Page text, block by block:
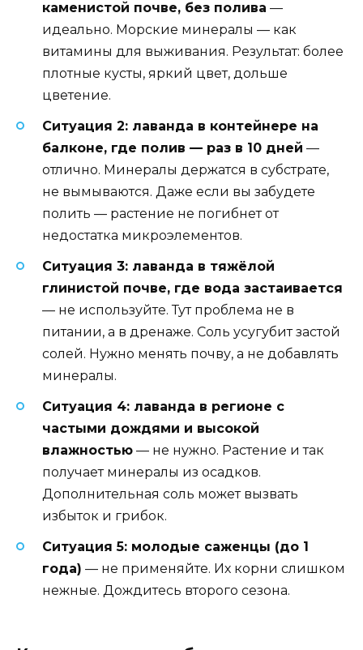
каменистой почве, без полива —
идеально. Морские минералы — как
витамины для выживания. Результат: более
плотные кусты, яркий цвет, дольше
цветение.
Ситуация 2: лаванда в контейнере на
балконе, где полив — раз в 10 дней —
отлично. Минералы держатся в субстрате,
не вымываются. Даже если вы забудете
полить — растение не погибнет от
недостатка микроэлементов.
Ситуация 3: лаванда в тяжёлой
глинистой почве, где вода застаивается
— не используйте. Тут проблема не в
питании, а в дренаже. Соль усугубит застой
солей. Нужно менять почву, а не добавлять
минералы.
Ситуация 4: лаванда в регионе с
частыми дождями и высокой
влажностью — не нужно. Растение и так
получает минералы из осадков.
Дополнительная соль может вызвать
избыток и грибок.
Ситуация 5: молодые саженцы (до 1
года) — не применяйте. Их корни слишком
нежные. Дождитесь второго сезона.